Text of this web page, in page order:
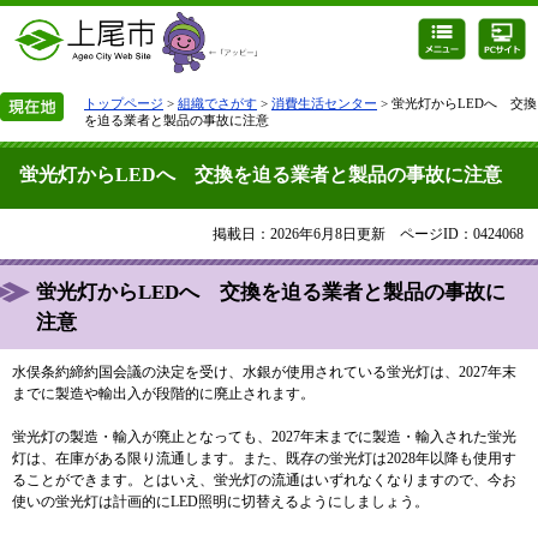
トップページ > 組織でさがす > 消費生活センター > 蛍光灯からLEDへ 交換
を迫る業者と製品の事故に注意
蛍光灯からLEDへ 交換を迫る業者と製品の事故に注意
掲載日：2026年6月8日更新 ページID：0424068
蛍光灯からLEDへ 交換を迫る業者と製品の事故に
注意
水俣条約締約国会議の決定を受け、水銀が使用されている蛍光灯は、2027年末
までに製造や輸出入が段階的に廃止されます。
蛍光灯の製造・輸入が廃止となっても、2027年末までに製造・輸入された蛍光
灯は、在庫がある限り流通します。また、既存の蛍光灯は2028年以降も使用す
ることができます。とはいえ、蛍光灯の流通はいずれなくなりますので、今お
使いの蛍光灯は計画的にLED照明に切替えるようにしましょう。